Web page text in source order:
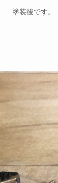
塗装後です。